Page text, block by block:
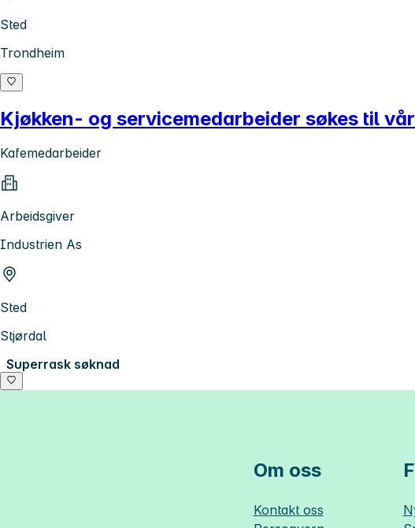
Sted
Trondheim
Kjøkken- og servicemedarbeider søkes til
Kafemedarbeider
Arbeidsgiver
Industrien As
Sted
Stjørdal
Superrask søknad
Om oss
Kontakt oss